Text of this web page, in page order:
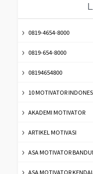
0819-4654-8000
0819-654-8000
08194654800
10 MOTIVATOR
AKADEMI MOTIVATOR
ARTIKEL MOTIVASI
ASA MOTIVATOR
ASA MOTIVATOR